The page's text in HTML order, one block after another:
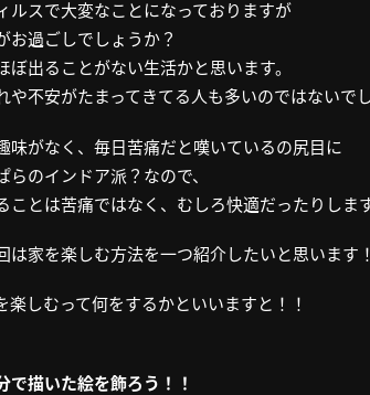
ルスで大変なことになっておりますが
お過ごしでしょうか？
ぼ出ることがない生活かと思います。
や不安がたまってきてる人も多いのではないで
味がなく、毎日苦痛だと嘆いているの尻目に
らのインドア派？なので、
ことは苦痛ではなく、むしろ快適だったりします
は家を楽しむ方法を一つ紹介したいと思います！
楽しむって何をするかといいますと！！
で描いた絵を飾ろう！！